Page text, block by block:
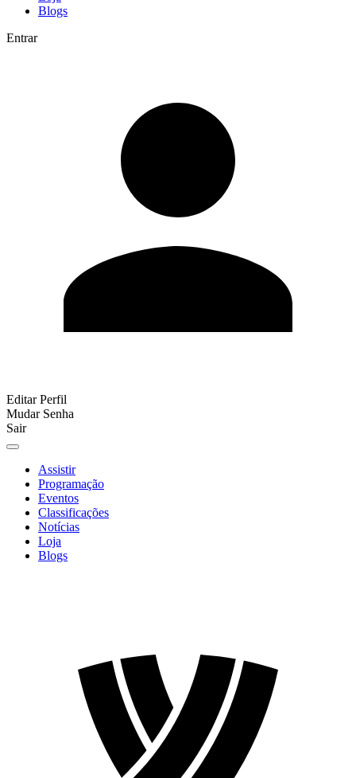
Blogs
Entrar
Editar Perfil
Mudar Senha
Sair
Assistir
Programação
Eventos
Classificações
Notícias
Loja
Blogs